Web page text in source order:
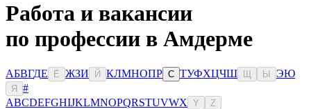
Работа и вакансии
по профессии в Амдерме
АБВГДЕ Ё ЖЗИ Й КЛМНОПР С ТУФХЦЧШ Ы ЭЮ
Я
#
ABCDEFGHIJKLMNOPQRSTUVWX Y Z